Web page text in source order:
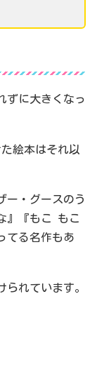
ずに大きくなっ
絵本はそれ以
ー・グースのう
』『もこ もこ
てる名作もあ
れています。